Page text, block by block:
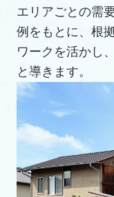
エリアごとの需
例をもとに、根
ワークを活かし
と導きます。